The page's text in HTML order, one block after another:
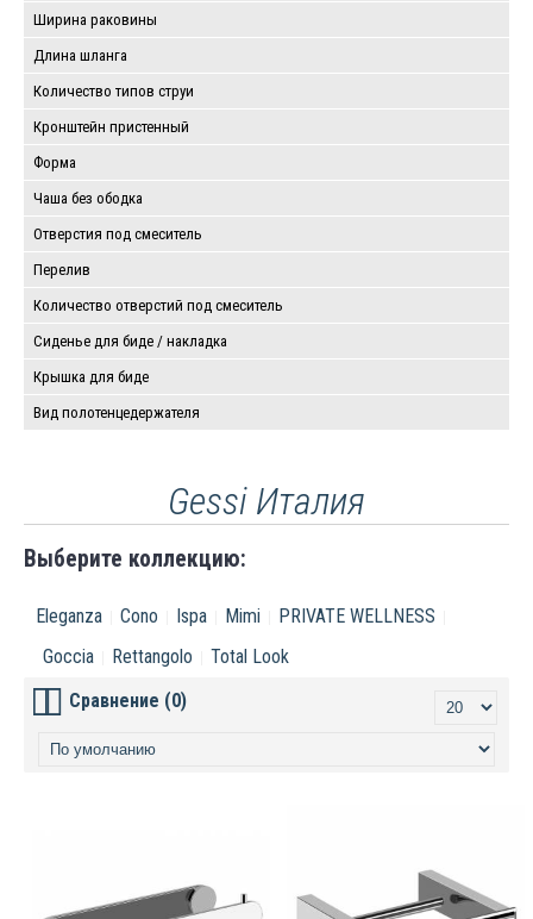
Ширина раковины
Длина шланга
Количество типов струи
Кронштейн пристенный
Форма
Чаша без ободка
Отверстия под смеситель
Перелив
Количество отверстий под смеситель
Сиденье для биде / накладка
Крышка для биде
Вид полотенцедержателя
Gessi Италия
Выберите коллекцию:
Eleganza Cono Ispa Mimi
PRIVATE WELLNESS
Goccia
Rettangolo
Total Look
Сравнение (0)